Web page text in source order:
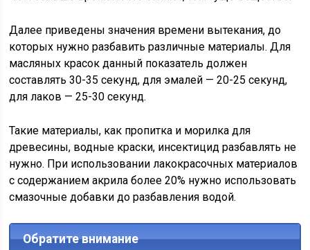
Далее приведены значения времени вытекания, до
которых нужно разбавить различные материалы. Для
масляных красок данный показатель должен
составлять 30-35 секунд, для эмалей — 20-25 секунд,
для лаков — 25-30 секунд.
Такие материалы, как пропитка и морилка для
древесины, водные краски, инсектицид разбавлять не
нужно. При использовании лакокрасочных материалов
с содержанием акрила более 20% нужно использовать
смазочные добавки до разбавления водой.
Обратите внимание